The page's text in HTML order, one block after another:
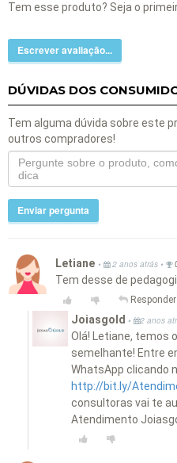
Tem esse produto? Seja o
Escrever avaliação...
DÚVIDAS DOS
Tem alguma dúvida sobre este
outros compradores!
Enviar pergunta
Letiane • 2 anos atrás •
Tem desse de
Responder
Joiasgold • 2 anos
Olá! Letiane, temos
semelhante! Entre
WhatsApp clicando
http://bit.ly/
consultoras vai te
Atendimento